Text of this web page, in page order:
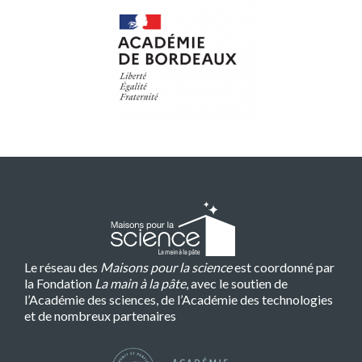
Le réseau des Maisons pour la scienceest coordonné par
la Fondation La main à la pâte, avec le soutien de
l’Académie des sciences, de l’Académie des technologies
et de nombreux partenaires